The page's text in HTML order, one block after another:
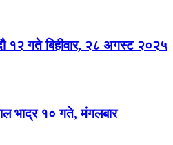
गते बिहीवार, २८ अगस्ट २०२५
भाद्र १० गते, मंगलबार